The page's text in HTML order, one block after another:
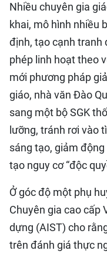
Nhiều chuyên gia
khai, mô hình nhiều
định, tạo cạnh tranh
phép linh hoạt theo
mới phương pháp
giáo, nhà văn Đào
sang một bộ SGK
lưỡng, tránh rơi vào
sáng tạo, giảm
tạo nguy cơ “độc
Ở góc độ một phụ
Chuyên gia cao cấp
dựng (AIST) cho
trên đánh giá thực